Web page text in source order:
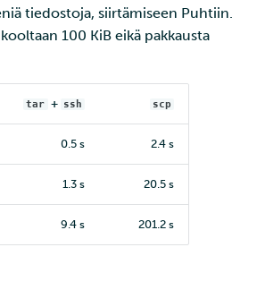
tiedostoja, siirtämiseen Puhtiin.
100 KiB eikä pakkausta
tar + ssh scp
0.5 s 2.4 s
1.3 s 20.5 s
9.4 s 201.2 s